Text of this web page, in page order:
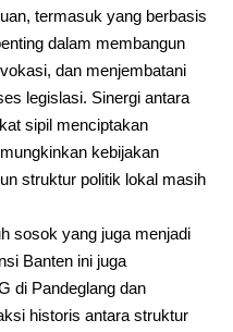
termasuk yang berbasis
dalam membangun
dan menjembatani
legislasi. Sinergi antara
sipil menciptakan
kebijakan
struktur politik lokal masih
yang juga menjadi
Banten ini juga
di Pandeglang dan
historis antara struktur